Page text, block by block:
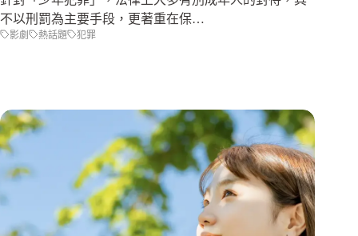
不以刑罰為主要手段，更著重在保…
影劇 熱話題 犯罪